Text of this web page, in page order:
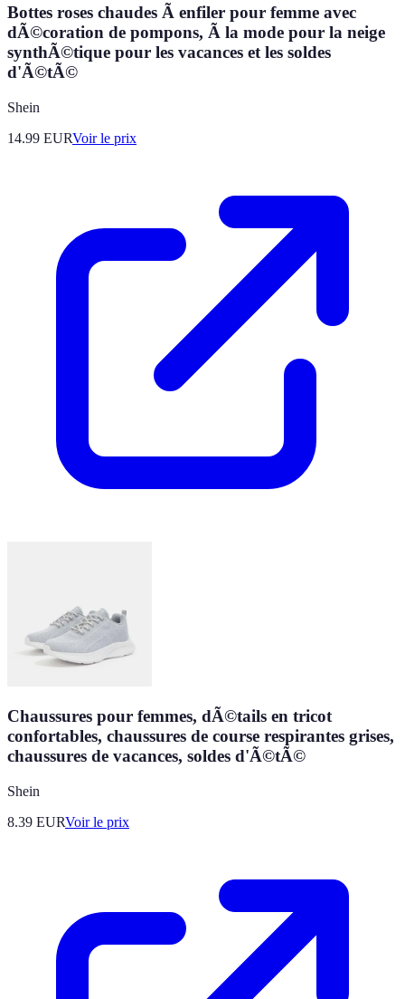
Bottes roses chaudes Ã enfiler pour femme avec
dÃ©coration de pompons, Ã la mode pour la neige
synthÃ©tique pour les vacances et les soldes
d'Ã©tÃ©
Shein
14.99 EURVoir le prix
Chaussures pour femmes, dÃ©tails en tricot
confortables, chaussures de course respirantes grises,
chaussures de vacances, soldes d'Ã©tÃ©
Shein
8.39 EURVoir le prix